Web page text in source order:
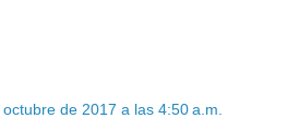
de 2017 a las 4:50 a.m.